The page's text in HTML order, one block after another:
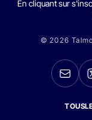
En cliquant sur
© 2026